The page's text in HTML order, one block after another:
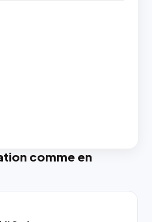
comme en